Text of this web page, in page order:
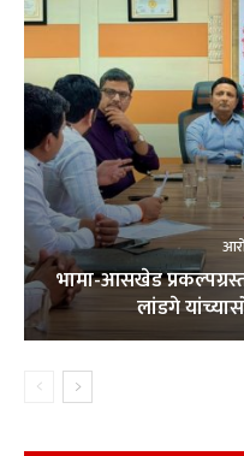
भामा-आसखेड प्रकल्पग्रस्त
लांडगे